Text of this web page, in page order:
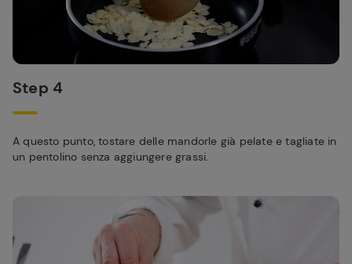
Step 4
A questo punto, tostare delle mandorle già pelate e tagliate in
un pentolino senza aggiungere grassi.